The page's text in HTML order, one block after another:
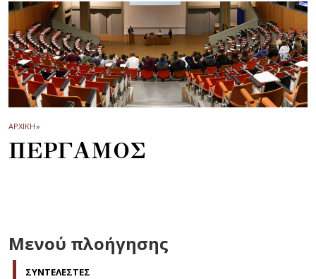
ΑΡΧΙΚΗ»
ΠΕΡΓΑΜΟΣ
Μενού πλοήγησης
ΣΥΝΤΕΛΕΣΤΕΣ